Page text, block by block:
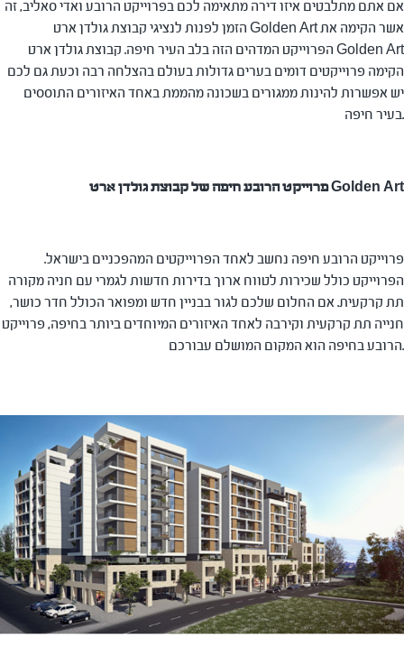
אם אתם מתלבטים איזו דירה מתאימה לכם בפרוייקט הרובע ואדי סאליב, זה
הזמן לפנות לנציגי קבוצת גולדן ארט Golden Art אשר הקימה את
הפרוייקט המדהים הזה בלב העיר חיפה. קבוצת גולדן ארט Golden Art
הקימה פרוייקטים דומים בערים גדולות בעולם בהצלחה רבה וכעת גם לכם
יש אפשרות להינות ממגורים בשכונה מהממת באחד האיזורים התוססים
בעיר חיפה.
פרוייקט הרובע חיפה של קבוצת גולדן ארט Golden Art
פרוייקט הרובע חיפה נחשב לאחד הפרוייקטים המהפכניים בישראל.
הפרוייקט כולל שכירות לטווח ארוך בדירות חדשות לגמרי עם חניה מקורה
תת קרקעית. אם החלום שלכם לגור בבניין חדש ומפואר הכולל חדר כושר,
חנייה תת קרקעית וקירבה לאחד האיזורים המיוחדים ביותר בחיפה, פרוייקט
הרובע בחיפה הוא המקום המושלם עבורכם.